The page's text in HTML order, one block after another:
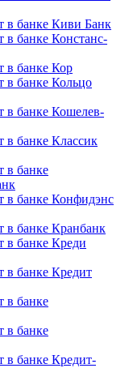
в банке Киви Банк
банке Констанс-
в банке Кор
в банке Кольцо
в банке Кошелев-
банке Классик
в банке
в банке Конфидэнс
в банке Кранбанк
в банке Креди
в банке Кредит
в банке
в банке
в банке Кредит-